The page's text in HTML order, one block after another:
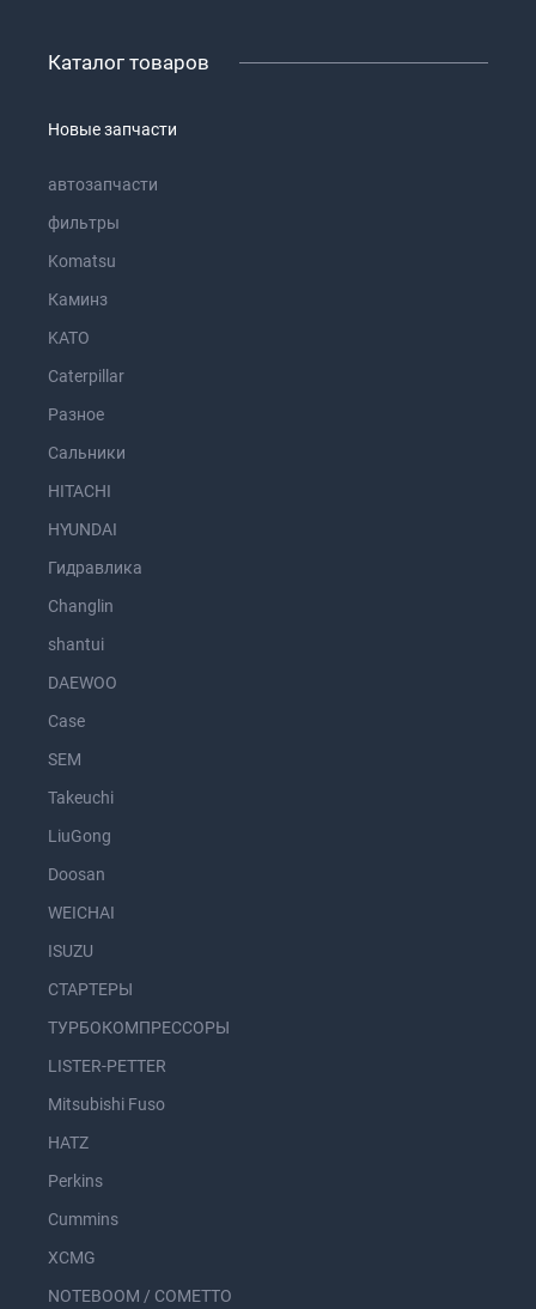
Каталог товаров
Новые запчасти
автозапчасти
фильтры
Komatsu
Каминз
KATO
Caterpillar
Разное
Сальники
HITACHI
HYUNDAI
Гидравлика
Changlin
shantui
DAEWOO
Case
SEM
Takeuchi
LiuGong
Doosan
WEICHAI
ISUZU
СТАРТЕРЫ
ТУРБОКОМПРЕССОРЫ
LISTER-PETTER
Mitsubishi Fuso
HATZ
Perkins
Cummins
XCMG
NOTEBOOM / COMETTO